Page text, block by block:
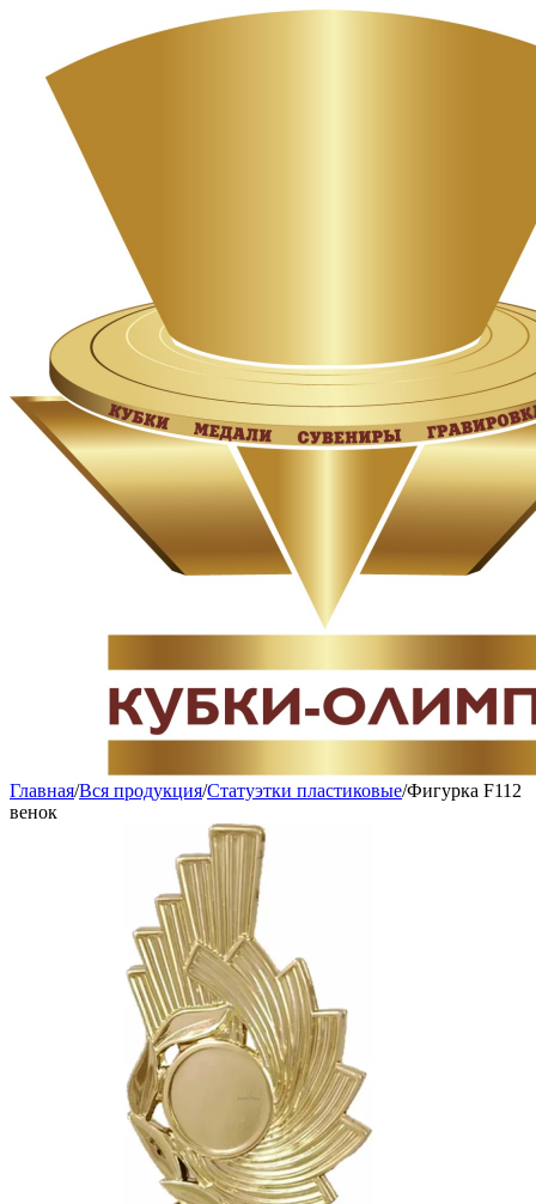
Главная/Вся продукция/Статуэтки пластиковые/Фигурка F112
венок